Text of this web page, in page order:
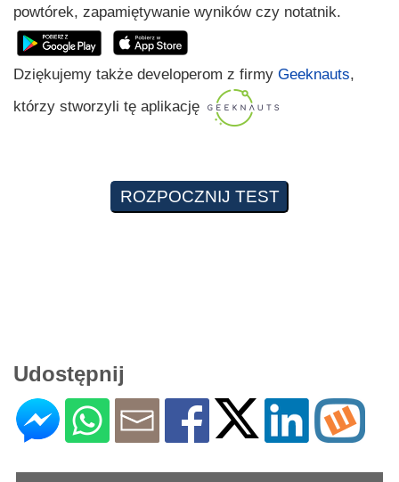
powtórek, zapamiętywanie wyników czy notatnik.
Dziękujemy także developerom z firmy Geeknauts,
którzy stworzyli tę aplikację
Udostępnij